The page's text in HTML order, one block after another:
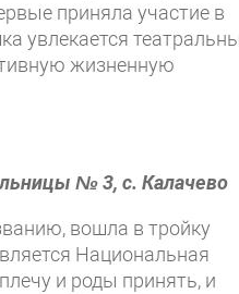
приняла участие в
увлекается
жизненную
№ 3, с. Калачево
вошла в тройку
Национальная
и роды принять, и